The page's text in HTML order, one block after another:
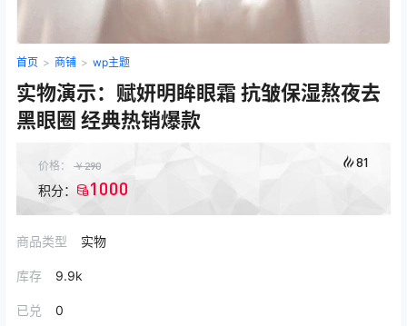
首页 > 商铺 > wp主题
实物演示：赋妍明眸眼霜 抗皱保湿熬夜去
黑眼圈 经典热销爆款
价格： ￥290
积分： 1000
81
商品类型 实物
库存 9.9k
已兑 0